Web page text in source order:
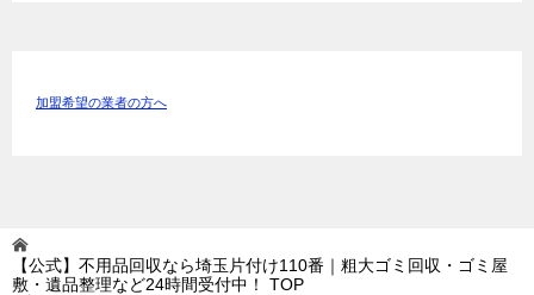
加盟希望の業者の方へ
【公式】不用品回収なら埼玉片付け110番｜粗大ゴミ回収・ゴミ屋
敷・遺品整理など24時間受付中！
TOP